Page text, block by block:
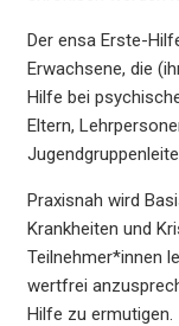
Der ensa Erste-
Erwachsene, die
Hilfe bei
Eltern,
Praxisnah wird
Krankheiten und
Teilnehmer*innen
wertfrei
Hilfe zu ermutigen.